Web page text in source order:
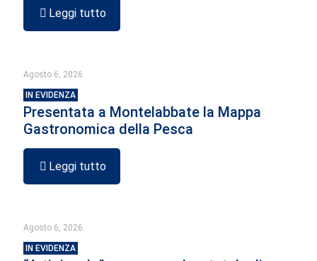
Leggi tutto
Agosto 6, 2026
IN EVIDENZA
Presentata a Montelabbate la Mappa
Gastronomica della Pesca
Leggi tutto
Agosto 6, 2026
IN EVIDENZA